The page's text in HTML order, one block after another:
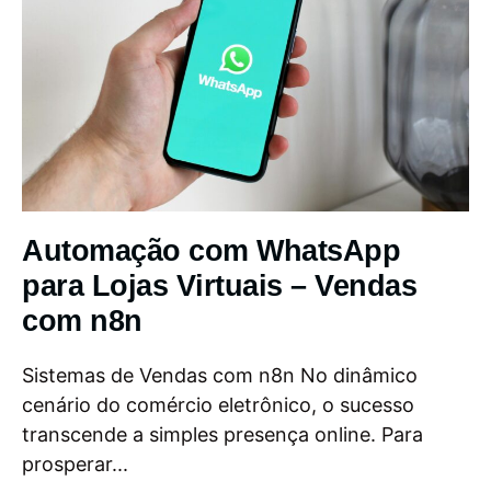
Automação com WhatsApp
para Lojas Virtuais – Vendas
com n8n
Sistemas de Vendas com n8n No dinâmico
cenário do comércio eletrônico, o sucesso
transcende a simples presença online. Para
prosperar...